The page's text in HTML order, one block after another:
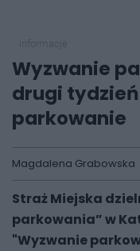
Wyzwanie
drugi
parkowanie
Magdalena Grabowska
Straż Miejska
parkowania” w
"Wyzwanie